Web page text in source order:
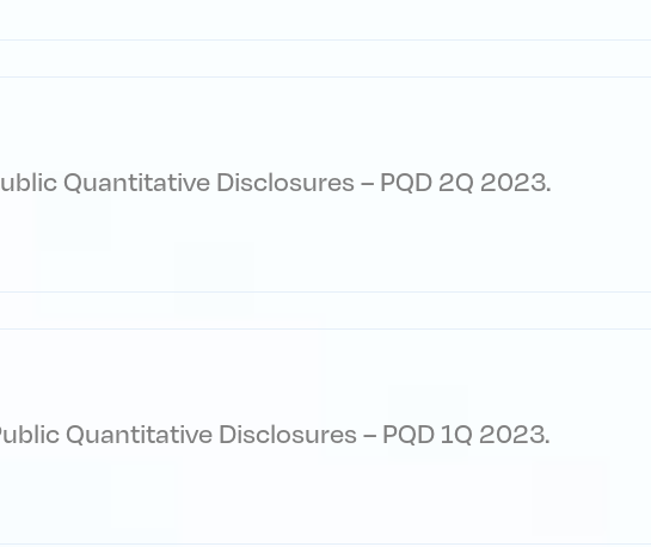
Quantitative Disclosures – PQD 2Q 2023.
Quantitative Disclosures – PQD 1Q 2023.